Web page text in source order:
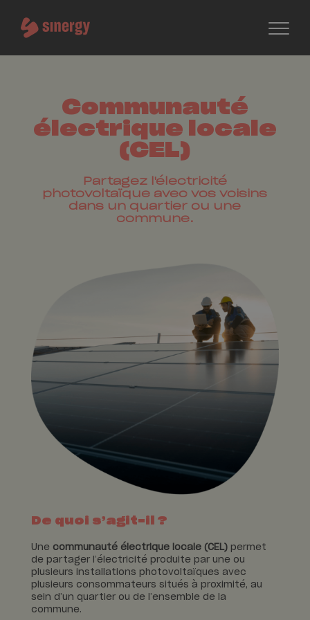
Communauté
électrique locale
(CEL)
Partagez l'électricité
photovoltaïque avec vos voisins
dans un quartier ou une
commune.
De quoi s’agit-il ?
Une communauté électrique locale (CEL)permet
de partager l’électricité produite par une ou
plusieurs installations photovoltaïques avec
plusieurs consommateurs situés à proximité, au
sein d’un quartier ou de l’ensemble de la
commune.